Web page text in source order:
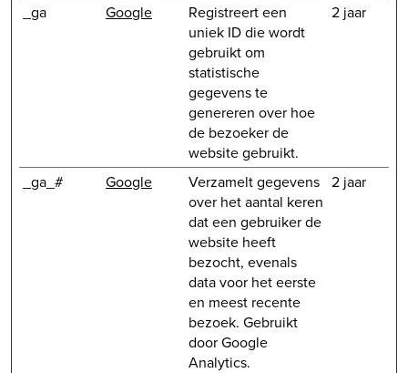
_ga Google
Registreert een
uniek ID die wordt
gebruikt om
statistische
gegevens te
genereren over hoe
de bezoeker de
website gebruikt.
2 jaar
_ga_# Google
Verzamelt gegevens
over het aantal keren
dat een gebruiker de
website heeft
bezocht, evenals
data voor het eerste
en meest recente
bezoek. Gebruikt
door Google
Analytics.
2 jaar